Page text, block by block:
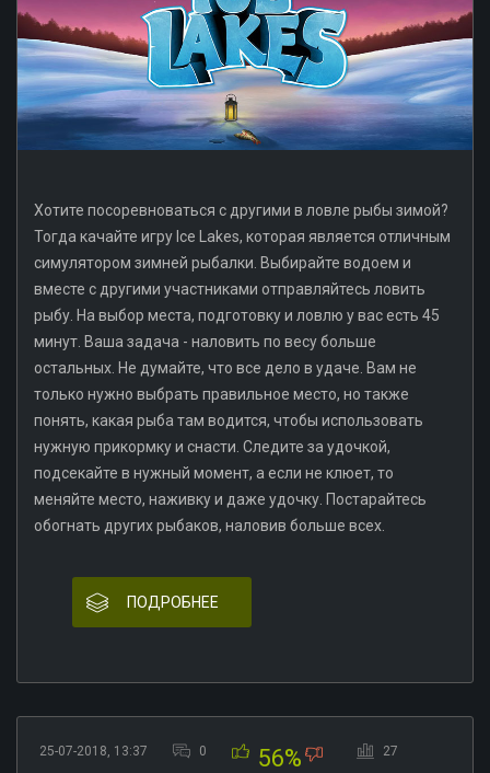
Хотите посоревноваться с другими в ловле рыбы зимой?
Тогда качайте игру Ice Lakes, которая является отличным
симулятором зимней рыбалки. Выбирайте водоем и
вместе с другими участниками отправляйтесь ловить
рыбу. На выбор места, подготовку и ловлю у вас есть 45
минут. Ваша задача - наловить по весу больше
остальных. Не думайте, что все дело в удаче. Вам не
только нужно выбрать правильное место, но также
понять, какая рыба там водится, чтобы использовать
нужную прикормку и снасти. Следите за удочкой,
подсекайте в нужный момент, а если не клюет, то
меняйте место, наживку и даже удочку. Постарайтесь
обогнать других рыбаков, наловив больше всех.
ПОДРОБНЕЕ
25-07-2018, 13:37 0 56% 27